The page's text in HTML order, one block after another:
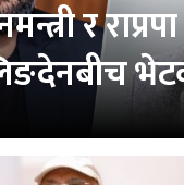
र